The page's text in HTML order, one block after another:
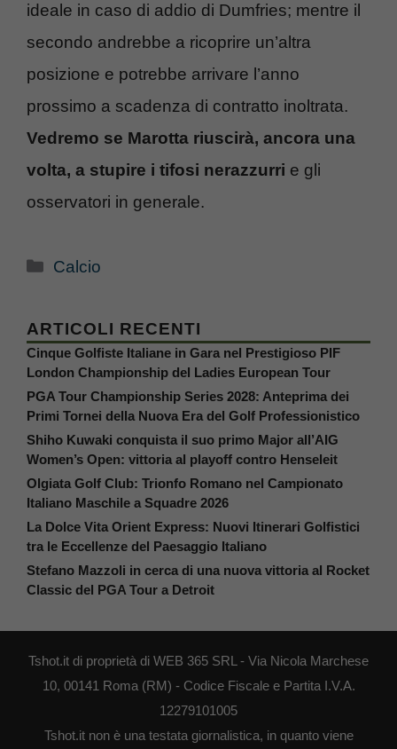
ideale in caso di addio di Dumfries; mentre il
secondo andrebbe a ricoprire un’altra
posizione e potrebbe arrivare l’anno
prossimo a scadenza di contratto inoltrata.
Vedremo se Marotta riuscirà, ancora una
volta, a stupire i tifosi nerazzurri e gli
osservatori in generale.
Categorie
Calcio
ARTICOLI RECENTI
Cinque Golfiste Italiane in Gara nel Prestigioso PIF
London Championship del Ladies European Tour
PGA Tour Championship Series 2028: Anteprima dei
Primi Tornei della Nuova Era del Golf Professionistico
Shiho Kuwaki conquista il suo primo Major all’AIG
Women’s Open: vittoria al playoff contro Henseleit
Olgiata Golf Club: Trionfo Romano nel Campionato
Italiano Maschile a Squadre 2026
La Dolce Vita Orient Express: Nuovi Itinerari Golfistici
tra le Eccellenze del Paesaggio Italiano
Stefano Mazzoli in cerca di una nuova vittoria al Rocket
Classic del PGA Tour a Detroit
Tshot.it di proprietà di WEB 365 SRL - Via Nicola Marchese
10, 00141 Roma (RM) - Codice Fiscale e Partita I.V.A.
12279101005
Tshot.it non è una testata giornalistica, in quanto viene